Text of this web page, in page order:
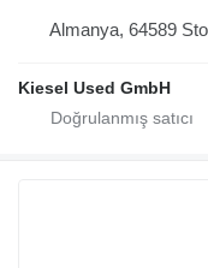
Almanya, 64589
Kiesel Used GmbH